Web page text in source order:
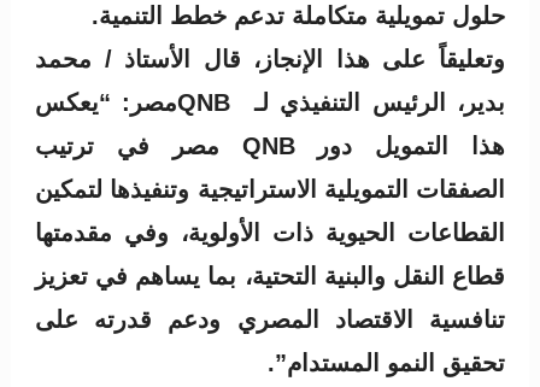
حلول تمويلية متكاملة تدعم خطط التنمية.
وتعليقاً على هذا الإنجاز، قال الأستاذ / محمد
بدير، الرئيس التنفيذي لـ QNBمصر: “يعكس
هذا التمويل دور QNB مصر في ترتيب
الصفقات التمويلية الاستراتيجية وتنفيذها لتمكين
القطاعات الحيوية ذات الأولوية، وفي مقدمتها
قطاع النقل والبنية التحتية، بما يساهم في تعزيز
تنافسية الاقتصاد المصري ودعم قدرته على
تحقيق النمو المستدام”.